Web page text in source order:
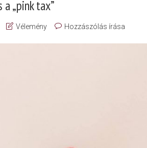
„pink tax”
Vélemény Hozzászólás írása